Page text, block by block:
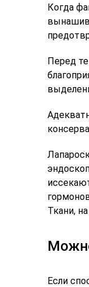
Когда
Перед
Ткани,
Если